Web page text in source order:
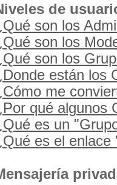
de
son los
son los
son los
están los
me
qué algunos
es un
es el enlace